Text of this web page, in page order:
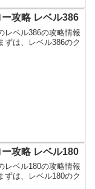
攻略 レベル386
レベル386の攻略情報
ずは、レベル386のク
攻略 レベル180
レベル180の攻略情報
ずは、レベル180のク